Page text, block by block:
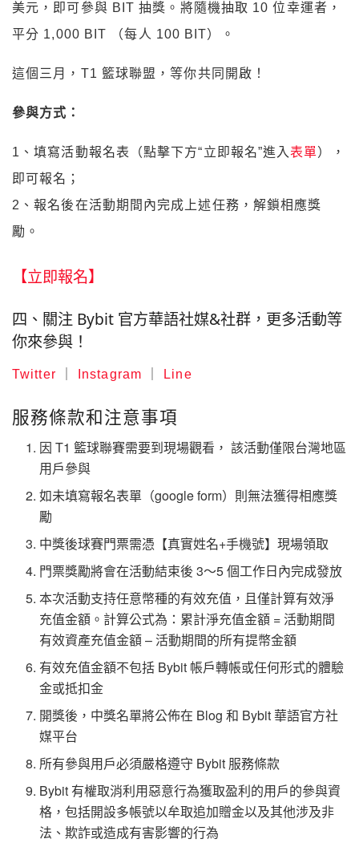
美元，即可參與 BIT 抽獎。將隨機抽取 10 位幸運者，
平分 1,000 BIT （每人 100 BIT）。
這個三月，T1 籃球聯盟，等你共同開啟！
參與方式：
1、填寫活動報名表（點擊下方“立即報名”進入表單），
即可報名；
2、報名後在活動期間內完成上述任務，解鎖相應獎
勵。
【立即報名】
四、關注 Bybit 官方華語社媒&社群，更多活動等
你來參與！
Twitter Instagram Line
服務條款和注意事項
因 T1 籃球聯賽需要到現場觀看， 該活動僅限台灣地區
用戶參與
如未填寫報名表單（google form）則無法獲得相應獎
勵
中獎後球賽門票需憑【真實姓名+手機號】現場領取
門票獎勵將會在活動結束後 3～5 個工作日內完成發放
本次活動支持任意幣種的有效充值，且僅計算有效淨
充值金額。計算公式為：累計淨充值金額 = 活動期間
有效資產充值金額 – 活動期間的所有提幣金額
有效充值金額不包括 Bybit 帳戶轉帳或任何形式的體驗
金或抵扣金
開獎後，中獎名單將公佈在 Blog 和 Bybit 華語官方社
媒平台
所有參與用戶必須嚴格遵守 Bybit 服務條款
Bybit 有權取消利用惡意行為獲取盈利的用戶的參與資
格，包括開設多帳號以牟取追加贈金以及其他涉及非
法、欺詐或造成有害影響的行為